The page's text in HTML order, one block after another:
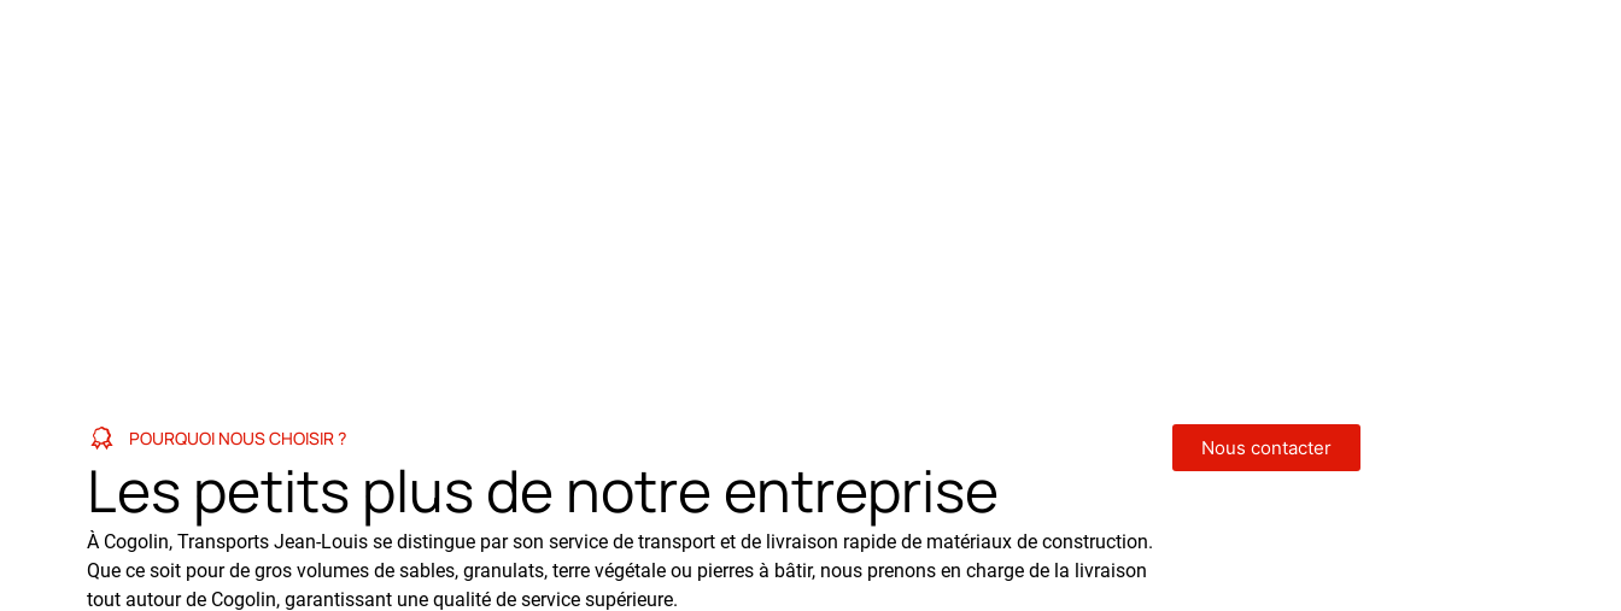
POURQUOI NOUS CHOISIR ?
Les petits plus de notre entreprise
À Cogolin, Transports Jean-Louis se distingue par son service de transport et de livraison rapide de matériaux de construction.
Que ce soit pour de gros volumes de sables, granulats, terre végétale ou pierres à bâtir, nous prenons en charge de la livraison
tout autour de Cogolin, garantissant une qualité de service supérieure.
Nous contacter